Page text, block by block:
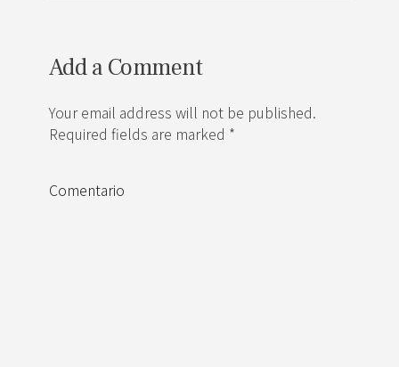
Add a Comment
Your email address will not be published.
Required fields are marked *
Comentario